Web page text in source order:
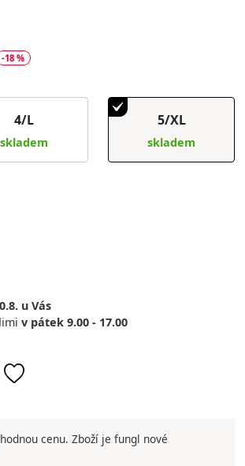
-18 %
4/L
skladem
5/XL
skladem
u Vás
v pátek 9.00 - 17.00
cenu. Zboží je fungl nové